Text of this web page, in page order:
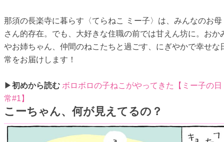
那須の長楽寺に暮らす〈てらねこ ミー子〉は、みんなのお母
さん的存在。でも、大好きな住職の前では甘えん坊に。おか
やお姉ちゃん、仲間のねこたちと過ごす、にぎやかで幸せな
常をお届けします！
▶初めから読む ボロボロの子ねこがやってきた【ミー子の日
常#1】
こーちゃん、何が見えてるの？